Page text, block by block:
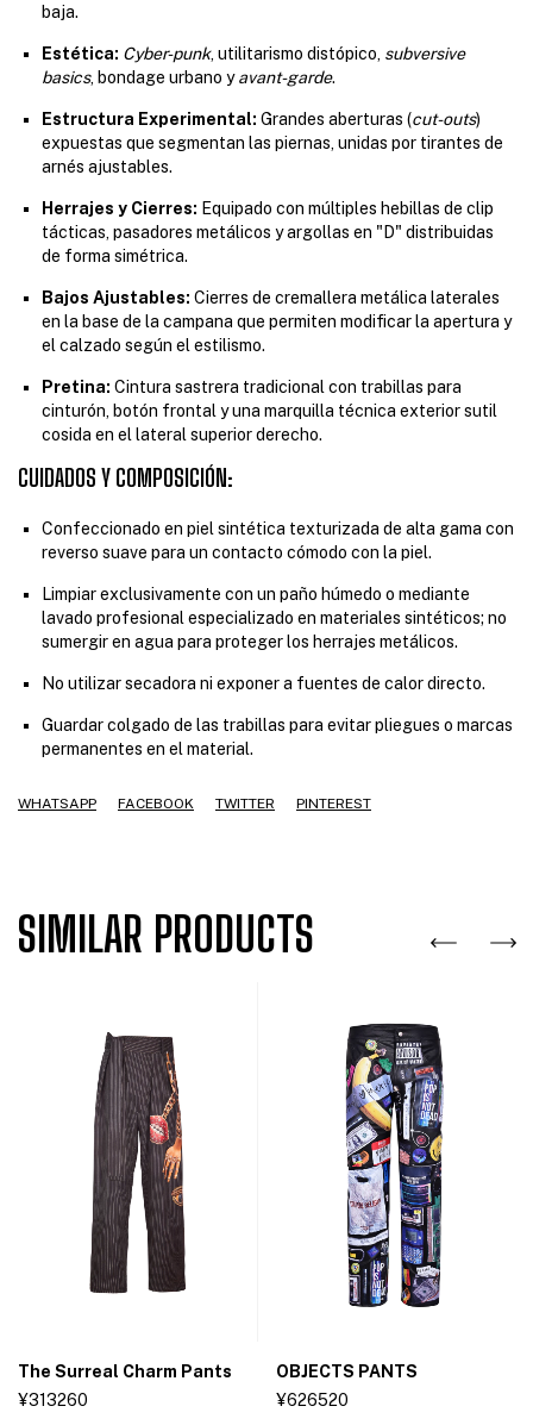
baja.
Estética: Cyber-punk, utilitarismo distópico, subversive
basics, bondage urbano yavant-garde.
Estructura Experimental: Grandes aberturas (cut-outs)
expuestas que segmentan las piernas, unidas por tirantes de
arnés ajustables.
Herrajes y Cierres: Equipado con múltiples hebillas de clip
tácticas, pasadores metálicos y argollas en "D" distribuidas
de forma simétrica.
Bajos Ajustables: Cierres de cremallera metálica laterales
en la base de la campana que permiten modificar la apertura y
el calzado según el estilismo.
Pretina: Cintura sastrera tradicional con trabillas para
cinturón, botón frontal y una marquilla técnica exterior sutil
cosida en el lateral superior derecho.
CUIDADOS Y COMPOSICIÓN:
Confeccionado en piel sintética texturizada de alta gama con
reverso suave para un contacto cómodo con la piel.
Limpiar exclusivamente con un paño húmedo o mediante
lavado profesional especializado en materiales sintéticos; no
sumergir en agua para proteger los herrajes metálicos.
No utilizar secadora ni exponer a fuentes de calor directo.
Guardar colgado de las trabillas para evitar pliegues o marcas
permanentes en el material.
WHATSAPP FACEBOOK TWITTER PINTEREST
SIMILAR PRODUCTS
The Surreal Charm Pants
¥313260
OBJECTS PANTS
¥626520